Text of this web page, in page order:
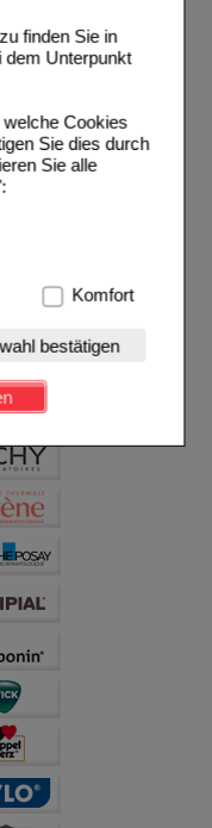
finden Sie in
Unterpunkt
Cookies
Sie dies durch
Sie alle
es sich um
Warenkorb,
verzichtet
zu gestalten,
des
Inhalte
sich
der Nutzung
Hilfe wir unsere
den Inhalt
auf
zu gestalten.
teilweise an
Komfort
bestätigen